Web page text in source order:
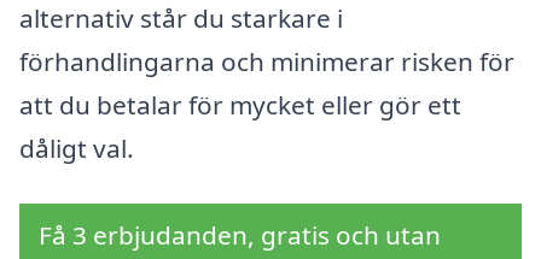
alternativ står du starkare i
förhandlingarna och minimerar risken för
att du betalar för mycket eller gör ett
dåligt val.
Få 3 erbjudanden, gratis och utan